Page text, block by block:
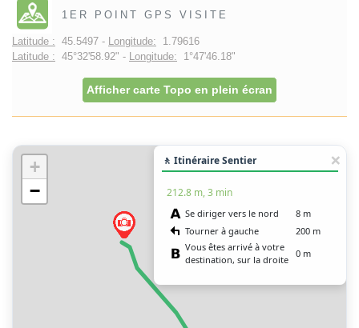
1ER POINT GPS VISITE
Latitude : 45.5497 - Longitude: 1.79616
Latitude : 45°32'58.92" - Longitude: 1°47'46.18"
Afficher carte Topo en plein écran
+
−
🚶 Itinéraire Sentier
212.8 m, 3 min
Se diriger vers le nord
8 m
Tourner à gauche
200 m
Vous êtes arrivé à votre
destination, sur la droite
0 m